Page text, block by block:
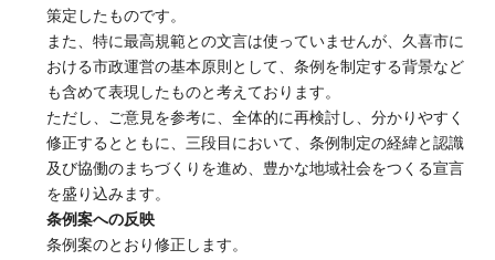
策定したものです。
また、特に最高規範との文言は使っていませんが、久喜市に
おける市政運営の基本原則として、条例を制定する背景など
も含めて表現したものと考えております。
ただし、ご意見を参考に、全体的に再検討し、分かりやすく
修正するとともに、三段目において、条例制定の経緯と認識
及び協働のまちづくりを進め、豊かな地域社会をつくる宣言
を盛り込みます。
条例案への反映
条例案のとおり修正します。